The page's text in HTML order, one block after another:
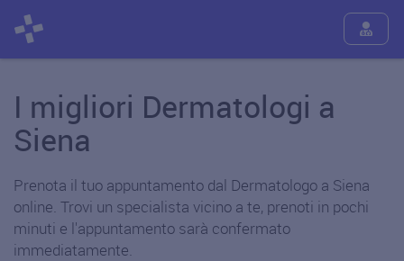
I migliori Dermatologi a
Siena
Prenota il tuo appuntamento dal Dermatologo a Siena
online. Trovi un specialista vicino a te, prenoti in pochi
minuti e l'appuntamento sarà confermato
immediatamente.